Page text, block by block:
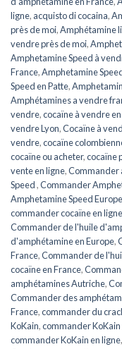
ligne, acquisto di cocaina,
près de moi,Amphétamine
vendre près de moi,
Amphetamine Speed ​​​​à
France,Amphetamine
Speed en ​​​​Patte,
Amphétamines a vendre
vendre,cocaïne à vendre
vendre Lyon,Cocaïne à
vendre,cocaïne
cocaïne ou acheter,cocaïne
vente en ligne,Commander
Speed ​​​​,Commander
Amphetamine Speed ​​​Europe
commander cocaïne en ligne
Commander de l'huile
d'amphétamine en Europe,
France,Commander de
cocaïne en France,
amphétamines Autriche,
Commander des
France,commander du
KoKain,commander
commander KoKain en ligne,